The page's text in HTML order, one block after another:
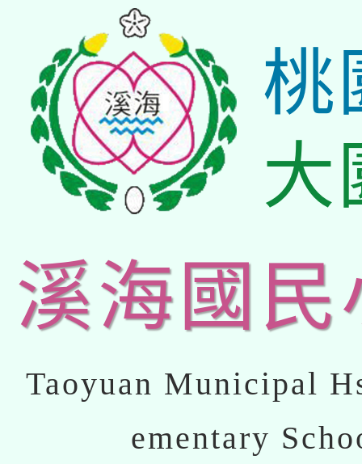
桃
大
溪海國民
Taoyuan Municipal
ementary